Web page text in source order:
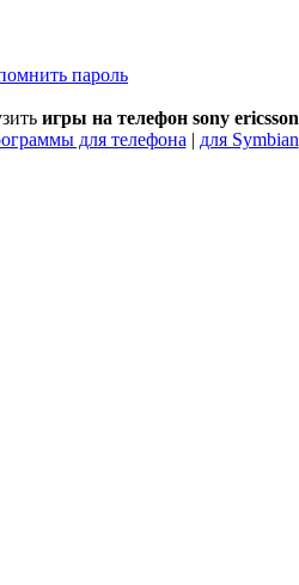
пароль
игры на телефон sony ericsson
для телефона | для Symbian